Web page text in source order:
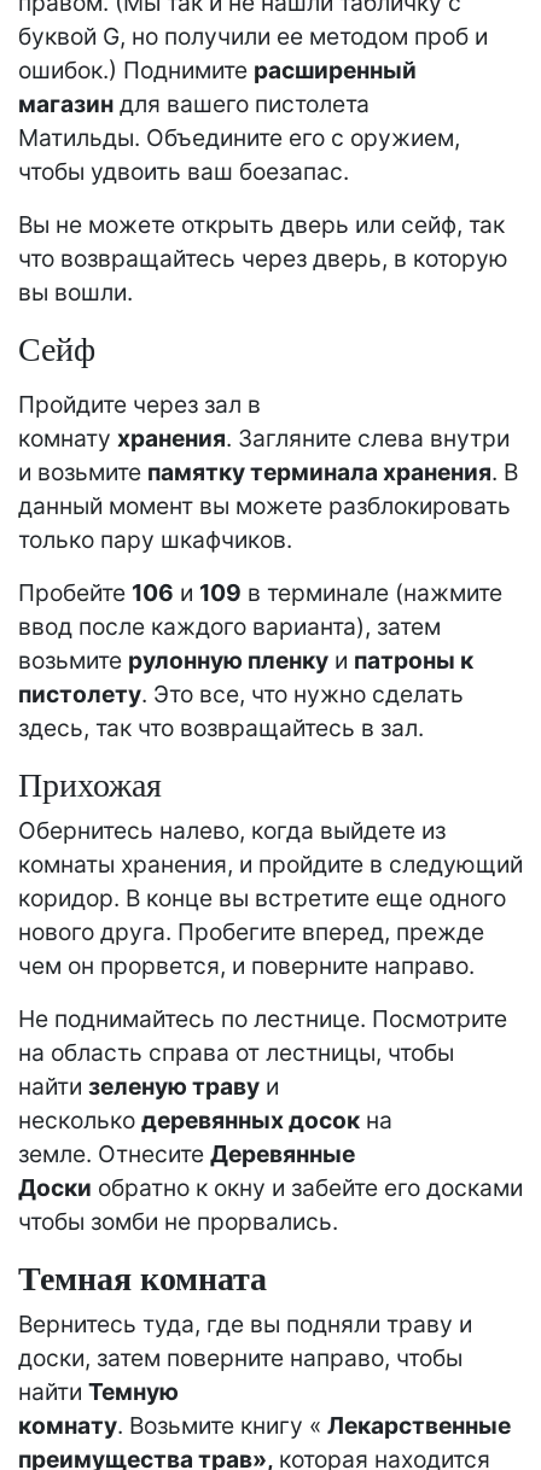
буквой G, но получили ее методом проб и
ошибок.) Поднимите расширенный
магазин для вашего пистолета
Матильды. Объедините его с оружием,
чтобы удвоить ваш боезапас.
Вы не можете открыть дверь или сейф, так
что возвращайтесь через дверь, в которую
вы вошли.
Сейф
Пройдите через зал в
комнату хранения. Загляните слева внутри
и возьмите памятку терминала хранения. В
данный момент вы можете разблокировать
только пару шкафчиков.
Пробейте 106 и 109 в терминале (нажмите
ввод после каждого варианта), затем
возьмите рулонную пленку и патроны к
пистолету. Это все, что нужно сделать
здесь, так что возвращайтесь в зал.
Прихожая
Обернитесь налево, когда выйдете из
комнаты хранения, и пройдите в следующий
коридор. В конце вы встретите еще одного
нового друга. Пробегите вперед, прежде
чем он прорвется, и поверните направо.
Не поднимайтесь по лестнице. Посмотрите
на область справа от лестницы, чтобы
найти зеленую траву и
несколько деревянных досок на
земле. Отнесите Деревянные
Доски обратно к окну и забейте его досками
чтобы зомби не прорвались.
Темная комната
Вернитесь туда, где вы подняли траву и
доски, затем поверните направо, чтобы
найти Темную
комнату. Возьмите книгу « Лекарственные
преимущества трав», которая находится